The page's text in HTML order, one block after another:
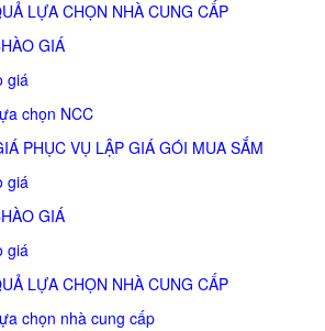
LỰA CHỌN NHÀ CUNG CẤP
GIÁ
giá
chọn NCC
PHỤC VỤ LẬP GIÁ GÓI MUA SẮM
giá
GIÁ
giá
LỰA CHỌN NHÀ CUNG CẤP
chọn nhà cung cấp